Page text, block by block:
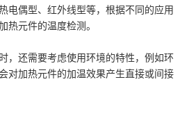
电偶型、红外线型等，根据不同的应用
热元件的温度检测。
还需要考虑使用环境的特性，例如环
对加热元件的加温效果产生直接或间接